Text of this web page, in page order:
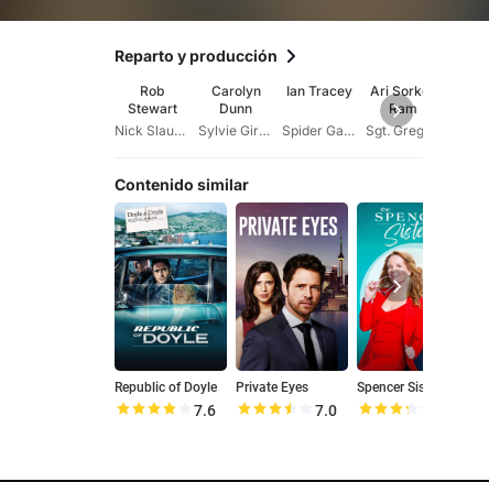
Reparto y producción
Rob
Stewart
Nick Slaughter
Carolyn
Dunn
Sylvie Girard
Ian Tracey
Spider Garvin
Ari Sorko-
Ram
Contenido similar
Republic of Doyle
7.6
Private Eyes
7.0
Spencer Sisters